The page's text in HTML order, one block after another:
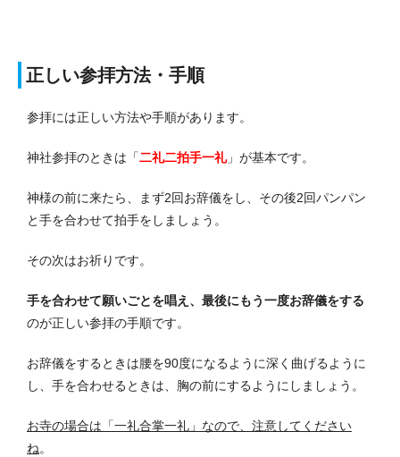
正しい参拝方法・手順
参拝には正しい方法や手順があります。
神社参拝のときは「二礼二拍手一礼」が基本です。
神様の前に来たら、まず2回お辞儀をし、その後2回パンパン
と手を合わせて拍手をしましょう。
その次はお祈りです。
手を合わせて願いごとを唱え、最後にもう一度お辞儀をする
のが正しい参拝の手順です。
お辞儀をするときは腰を90度になるように深く曲げるように
し、手を合わせるときは、胸の前にするようにしましょう。
お寺の場合は「一礼合掌一礼」なので、注意してください
ね。